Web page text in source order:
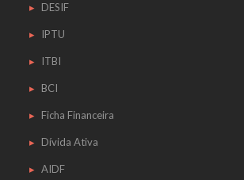
DESIF
IPTU
ITBI
BCI
Ficha Financeira
Dívida Ativa
AIDF